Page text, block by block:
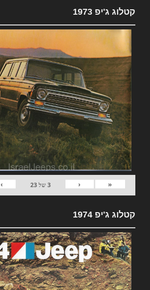
קטלוג ג'יפ 1973
«
‹
3של23
›
קטלוג ג'יפ 1974